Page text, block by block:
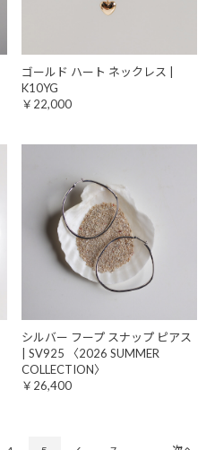
ゴールド ハート ネックレス |
K10YG
￥22,000
シルバー フープ スナップ ピアス
| SV925 〈2026 SUMMER
COLLECTION〉
￥26,400